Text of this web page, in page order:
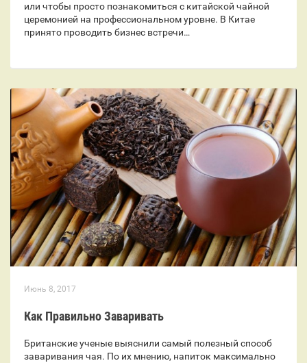
или чтобы просто познакомиться с китайской чайной
церемонией на профессиональном уровне. В Китае
принято проводить бизнес встречи…
Июнь 8, 2017
Как Правильно Заваривать
Британские ученые выяснили самый полезный способ
заваривания чая. По их мнению, напиток максимально